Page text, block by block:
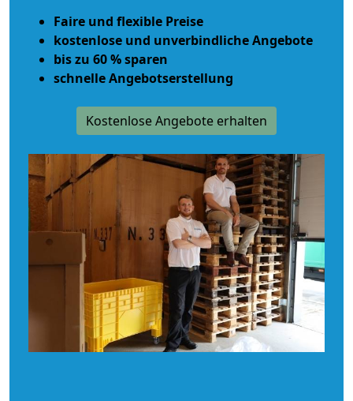
Faire und flexible Preise
kostenlose und unverbindliche Angebote
bis zu 60 % sparen
schnelle Angebotserstellung
Kostenlose Angebote erhalten